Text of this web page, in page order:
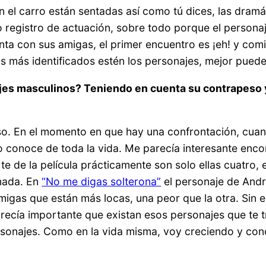
el carro están sentadas así como tú dices, las
de actuación, sobre todo porque el
con sus amigas, el primer encuentro es ¡eh! y
más identificados estén los personajes, mejor
masculinos? Teniendo en cuenta su
En el momento en que hay una confrontación,
conoce de toda la vida. Me parecía interesante
de la película prácticamente son solo ellas
En“No me digas solterona” el personaje de
que están más locas, una peor que la otra. Sin
importante que existan esos personajes que te
Como en la vida misma, voy creciendo y